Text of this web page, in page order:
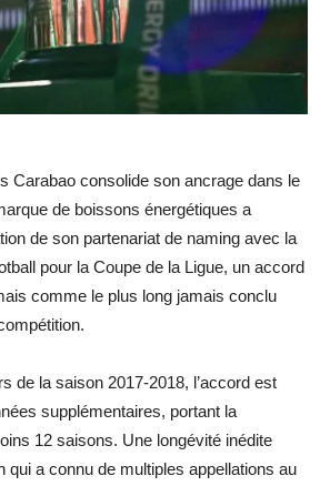
Carabao consolide son ancrage dans le
de boissons énergétiques a
de son partenariat de naming avec la
pour la Coupe de la Ligue, un accord
comme le plus long jamais conclu
de la saison 2017-2018, l’accord est
supplémentaires, portant la
12 saisons. Une longévité inédite
qui a connu de multiples appellations au